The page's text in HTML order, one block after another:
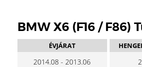
BMW X6 (F16 / F86)
ÉVJÁRAT
2014.08 - 2013.06